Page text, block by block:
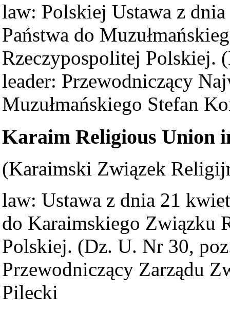
law: Polskiej Ustawa z
Państwa do
Rzeczypospolitej Polskiej.
leader: Przewodniczący
Muzułmańskiego Stefan
Karaim Religious Union
(Karaimski Związek
law: Ustawa z dnia 21
do Karaimskiego Związku
Polskiej. (Dz. U. Nr 30,
Przewodniczący Zarządu
Pilecki